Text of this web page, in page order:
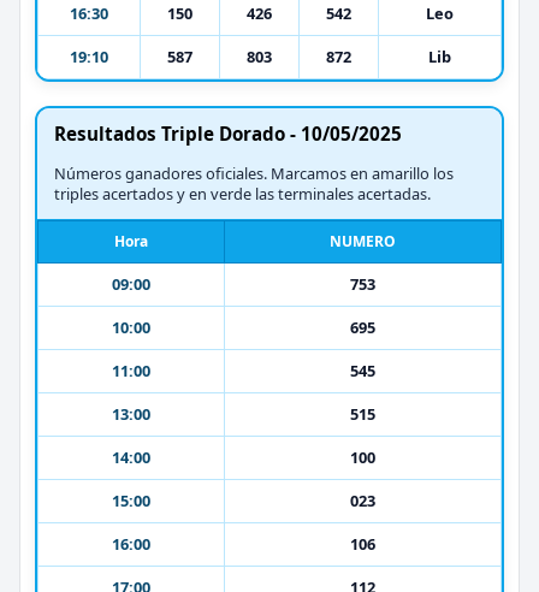
16:30
150 426 542
Leo
19:10
587 803 872 Lib
Resultados Triple Dorado - 10/05/2025
Números ganadores oficiales. Marcamos en amarillo los
triples acertados y en verde las terminales acertadas.
Hora NUMERO
09:00
753
10:00
695
11:00
545
13:00
515
14:00
100
15:00
023
16:00
106
17:00
112